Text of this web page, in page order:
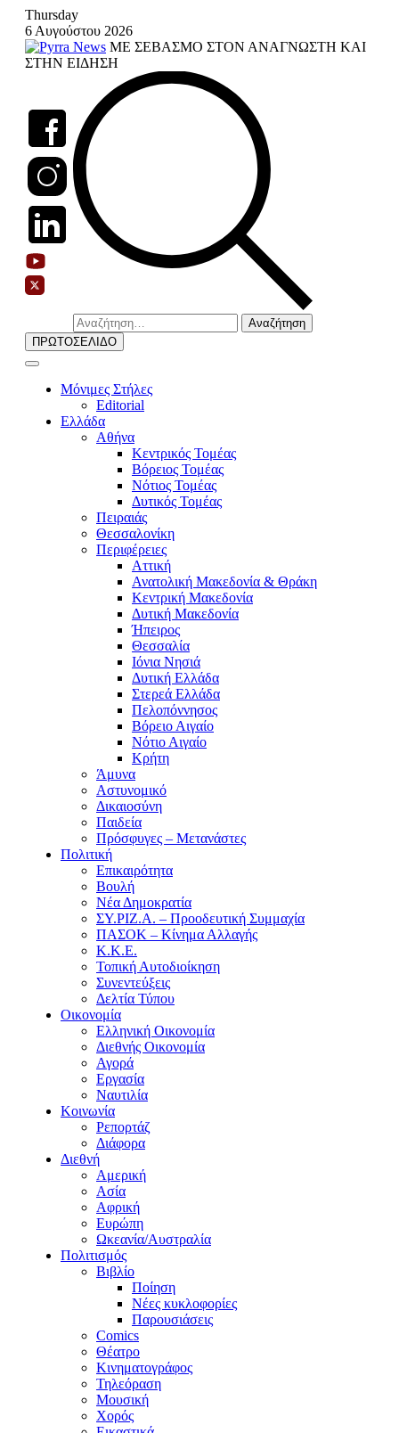
Skip
content
Thursday
6 Αυγούστου 2026
ΜΕ ΣΕΒΑΣΜΟ ΣΤΟΝ ΑΝΑΓΝΩΣΤΗ ΚΑΙ
ΣΤΗΝ ΕΙΔΗΣΗ
Αναζήτηση
για:
ΠΡΩΤΟΣΕΛΙΔΟ
Μόνιμες Στήλες
Editorial
Ελλάδα
Αθήνα
Κεντρικός Τομέας
Βόρειος Τομέας
Νότιος Τομέας
Δυτικός Τομέας
Πειραιάς
Θεσσαλονίκη
Περιφέρειες
Αττική
Ανατολική Μακεδονία & Θράκη
Κεντρική Μακεδονία
Δυτική Μακεδονία
Ήπειρος
Θεσσαλία
Ιόνια Νησιά
Δυτική Ελλάδα
Στερεά Ελλάδα
Πελοπόννησος
Βόρειο Αιγαίο
Νότιο Αιγαίο
Κρήτη
Άμυνα
Αστυνομικό
Δικαιοσύνη
Παιδεία
Πρόσφυγες – Μετανάστες
Πολιτική
Επικαιρότητα
Βουλή
Νέα Δημοκρατία
ΣΥ.ΡΙΖ.Α. – Προοδευτική Συμμαχία
ΠΑΣΟΚ – Κίνημα Αλλαγής
Κ.Κ.Ε.
Τοπική Αυτοδιοίκηση
Συνεντεύξεις
Δελτία Τύπου
Οικονομία
Ελληνική Οικονομία
Διεθνής Οικονομία
Αγορά
Εργασία
Ναυτιλία
Κοινωνία
Ρεπορτάζ
Διάφορα
Διεθνή
Αμερική
Ασία
Αφρική
Ευρώπη
Ωκεανία/Αυστραλία
Πολιτισμός
Βιβλίο
Ποίηση
Νέες κυκλοφορίες
Παρουσιάσεις
Comics
Θέατρο
Κινηματογράφος
Τηλεόραση
Μουσική
Χορός